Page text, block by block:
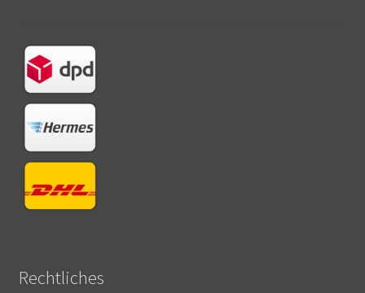
Rechtliches